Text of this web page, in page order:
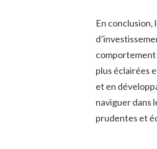
En conclusion,
comportement
plus éclairées
et en
naviguer ​dans
⁢prudentes ‌et‍